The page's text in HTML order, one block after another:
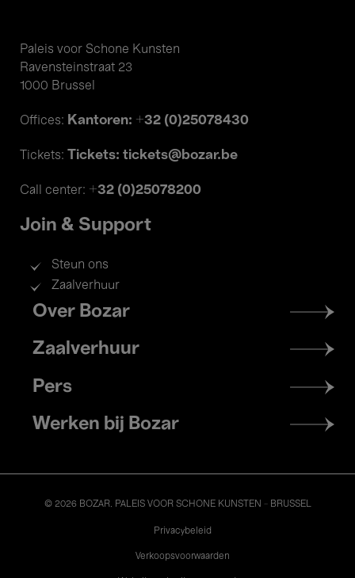
Paleis voor Schone Kunsten
Ravensteinstraat 23
1000 Brussel
Offices: Kantoren: +32 (0)25078430
Tickets: Tickets: tickets@bozar.be
Call center: +32 (0)25078200
Join & Support
Steun ons
Zaalverhuur
Footer
menu
Over Bozar
Zaalverhuur
Pers
Werken bij Bozar
© 2026 BOZAR. PALEIS VOOR SCHONE KUNSTEN - BRUSSEL
Privacybeleid
Verkoopsvoorwaarden